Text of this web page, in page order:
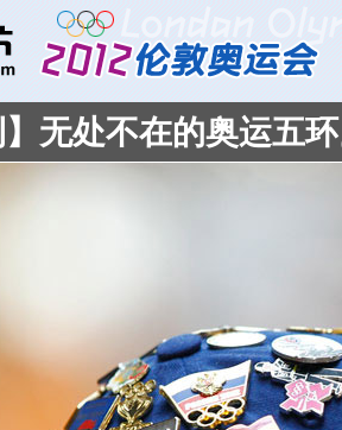
】无处不在的奥运五环